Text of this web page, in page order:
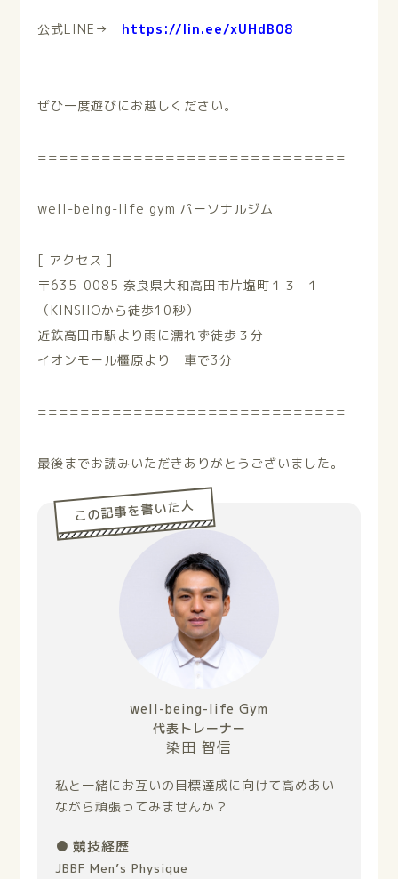
公式LINE→ https://lin.ee/xUHdB08
ぜひ一度遊びにお越しください。
=============================
well-being-life gym パーソナルジム
[ アクセス ]
〒635-0085 奈良県大和高田市片塩町１３−１
（KINSHOから徒歩10秒）
近鉄高田市駅より雨に濡れず徒歩３分
イオンモール橿原より 車で3分
=============================
最後までお読みいただきありがとうございました。
この記事を書いた人
well-being-life Gym
代表トレーナー
染田 智信
私と一緒にお互いの目標達成に向けて高めあい
ながら頑張ってみませんか？
競技経歴
JBBF Men’s Physique